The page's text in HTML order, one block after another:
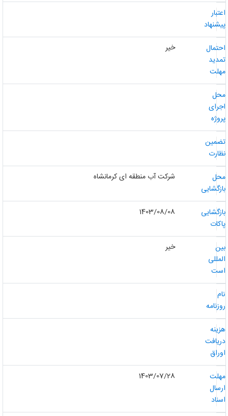
خیر
شرکت آب منطقه ای کرمانشاه
1403/08/08
خیر
1403/07/28